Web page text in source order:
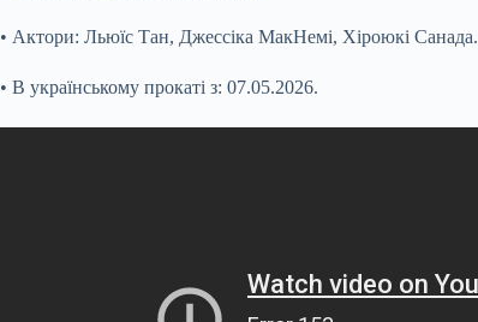
• Актори: Льюїс Тан, Джессіка МакНемі, Хіроюкі Санада.
• В українському прокаті з: 07.05.2026.